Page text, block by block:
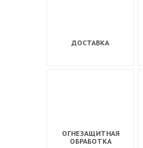
ДОСТАВКА
ОГНЕЗАЩИТНАЯ
ОБРАБОТКА